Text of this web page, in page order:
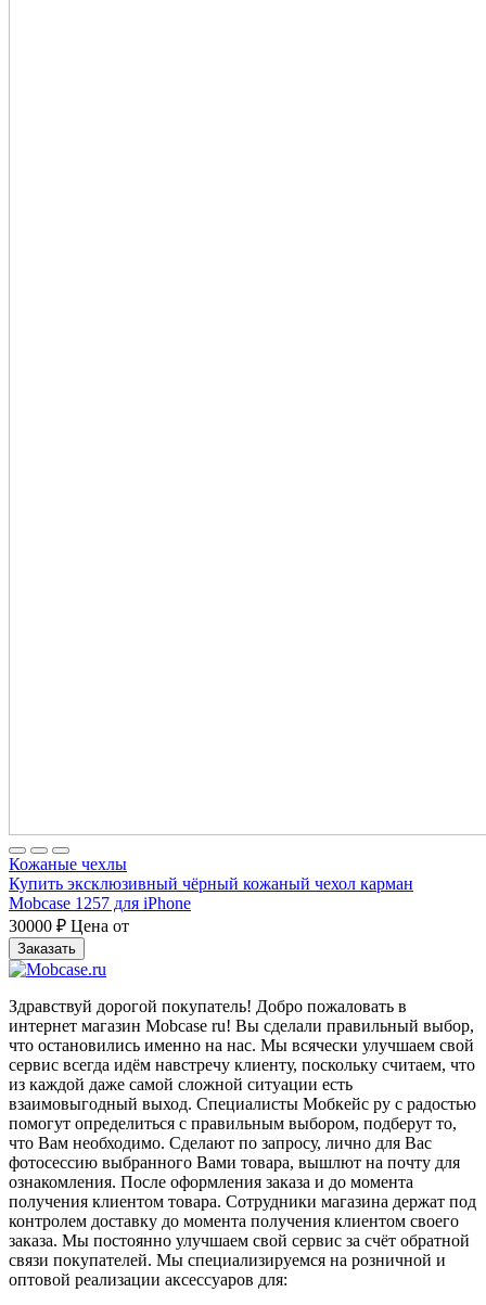
Кожаные чехлы
Купить эксклюзивный чёрный кожаный чехол карман
Mobcase 1257 для iPhone
30000 ₽ Цена от
Заказать
Здравствуй дорогой покупатель! Добро пожаловать в
интернет магазин Mobcase ru! Вы сделали правильный выбор,
что остановились именно на нас. Мы всячески улучшаем свой
сервис всегда идём навстречу клиенту, поскольку считаем, что
из каждой даже самой сложной ситуации есть
взаимовыгодный выход. Специалисты Мобкейс ру с радостью
помогут определиться с правильным выбором, подберут то,
что Вам необходимо. Сделают по запросу, лично для Вас
фотосессию выбранного Вами товара, вышлют на почту для
ознакомления. После оформления заказа и до момента
получения клиентом товара. Сотрудники магазина держат под
контролем доставку до момента получения клиентом своего
заказа. Мы постоянно улучшаем свой сервис за счёт обратной
связи покупателей. Мы специализируемся на розничной и
оптовой реализации аксессуаров для: